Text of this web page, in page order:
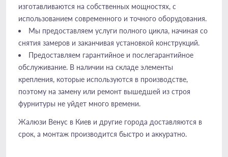
изготавливаются на собственных мощностях, с
использованием современного и точного оборудования.
Мы предоставляем услуги полного цикла, начиная со
снятия замеров и заканчивая установкой конструкций.
Предоставляем гарантийное и послегарантийное
обслуживание. В наличии на складе элементы
крепления, которые используются в производстве,
поэтому на замену или ремонт вышедшей из строя
фурнитуры не уйдет много времени.
Жалюзи Венус в Киев и другие города доставляются в
срок, а монтаж производится быстро и аккуратно.